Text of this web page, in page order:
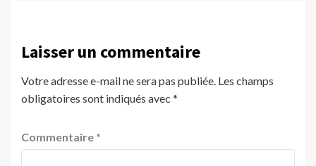
Laisser un commentaire
Votre adresse e-mail ne sera pas publiée. Les champs
obligatoires sont indiqués avec *
Commentaire *